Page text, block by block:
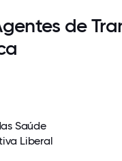
de
Saúde
Liberal